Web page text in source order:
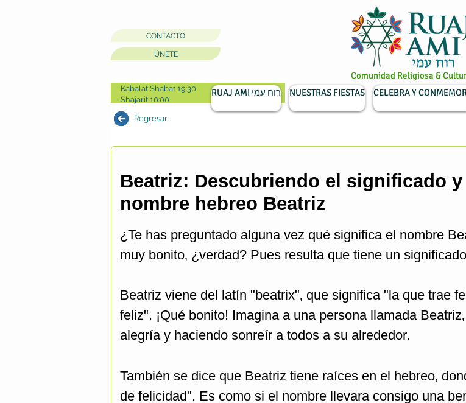
CONTACTO
ÚNETE
Kabalat Shabat 19:30
Shajarit 10:00
Comunidad Religiosa &
Regresar
Beatriz: Descubriendo el significado
nombre hebreo Beatriz
¿Te has preguntado alguna vez qué significa el nombre
muy bonito‚ ¿verdad? Pues resulta que tiene un
Beatriz viene del latín "beatrix"‚ que significa "la que trae
feliz". ¡Qué bonito! Imagina a una persona llamada
alegría y haciendo sonreír a todos a su alrededor.
También se dice que Beatriz tiene raíces en el hebreo‚
de felicidad". Es como si el nombre llevara consigo una
RUAJ AMI רוח עמי NUESTRAS FIESTAS CELEBRA Y